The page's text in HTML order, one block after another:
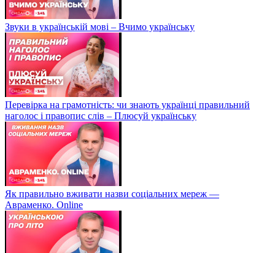
Звуки в українській мові – Вчимо українську
Перевірка на грамотність: чи знають українці правильний
наголос і правопис слів – Плюсуй українську
Як правильно вживати назви соціальних мереж —
Авраменко. Online